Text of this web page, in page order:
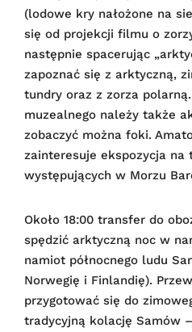
(lodowe kry nałożone na
się od projekcji filmu o
następnie spacerując
zapoznać się z arktyczną,
tundry oraz z zorza
muzealnego należy także
zobaczyć można foki.
zainteresuje ekspozycja na
występujących w Morzu
Około 18:00 transfer do
spędzić arktyczną noc w
namiot północnego ludu
Norwegię i Finlandię).
przygotować się do
tradycyjną kolację Samów